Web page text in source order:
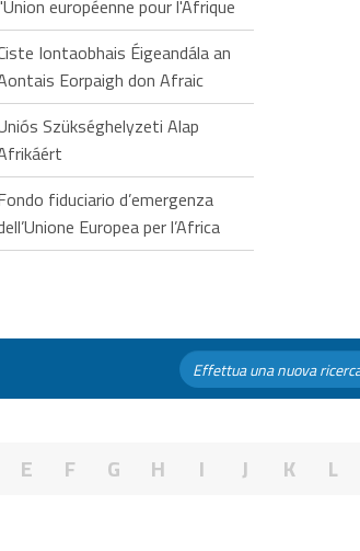
européenne pour l'Afrique
Iontaobhais Éigeandála an
Eorpaigh don Afraic
Szükséghelyzeti Alap
fiduciario d’emergenza
Europea per l’Africa
E F G H I J K L